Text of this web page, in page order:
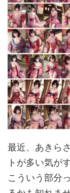
最近、あきら
トが多い気が
こういう部分